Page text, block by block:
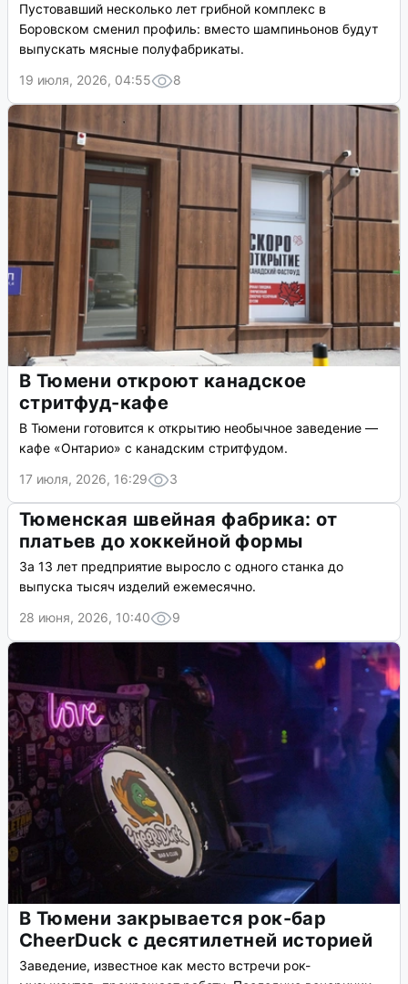
Пустовавший несколько лет грибной комплекс в
Боровском сменил профиль: вместо шампиньонов будут
выпускать мясные полуфабрикаты.
19 июля, 2026, 04:55
8
В Тюмени откроют канадское
стритфуд-кафе
В Тюмени готовится к открытию необычное заведение —
кафе «Онтарио» с канадским стритфудом.
17 июля, 2026, 16:29
3
Тюменская швейная фабрика: от
платьев до хоккейной формы
За 13 лет предприятие выросло с одного станка до
выпуска тысяч изделий ежемесячно.
28 июня, 2026, 10:40
9
В Тюмени закрывается рок-бар
CheerDuck с десятилетней историей
Заведение, известное как место встречи рок-